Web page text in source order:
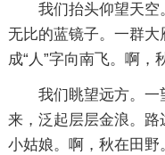
我们抬头仰望天空
无比的蓝镜子。一群大
成“人”字向南飞。啊，
我们眺望远方。一
来，泛起层层金浪。
小姑娘。啊，秋在田野